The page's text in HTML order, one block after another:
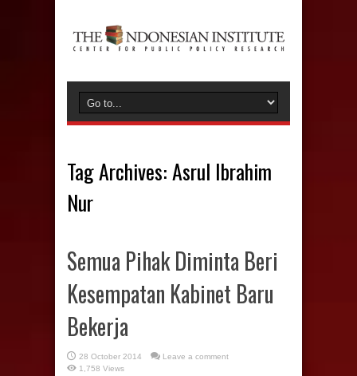
Tag Archives:Asrul Ibrahim
Nur
Semua Pihak Diminta Beri
Kesempatan Kabinet Baru
Bekerja
28 October 2014
Leave a comment
1,758 Views